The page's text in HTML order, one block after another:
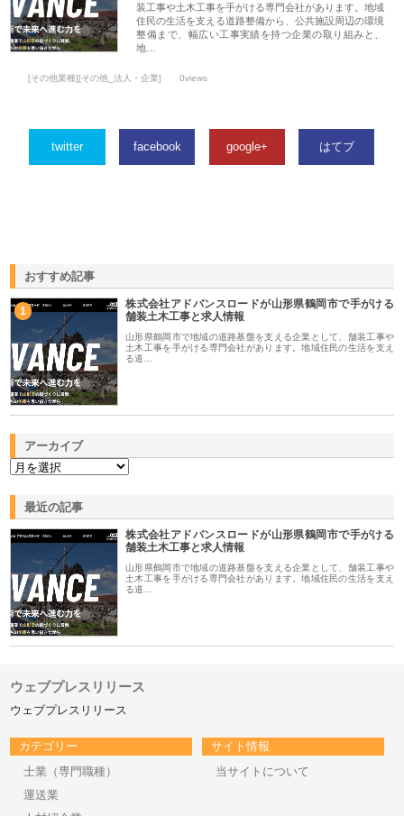
装工事や土木工事を手がける専門会社があります。地域
住民の生活を支える道路整備から、公共施設周辺の環境
整備まで、幅広い工事実績を持つ企業の取り組みと、
地…
[その他業種][その他_法人・企業] 0views
twitter facebook google+ はてブ
おすすめ記事
1
株式会社アドバンスロードが山形県鶴岡市で手がける
舗装土木工事と求人情報
山形県鶴岡市で地域の道路基盤を支える企業として、舗装工事や
土木工事を手がける専門会社があります。地域住民の生活を支え
る道…
アーカイブ
最近の記事
株式会社アドバンスロードが山形県鶴岡市で手がける
舗装土木工事と求人情報
山形県鶴岡市で地域の道路基盤を支える企業として、舗装工事や
土木工事を手がける専門会社があります。地域住民の生活を支え
る道…
ウェブプレスリリース
ウェブプレスリリース
カテゴリー
士業（専門職種）
運送業
サイト情報
当サイトについて